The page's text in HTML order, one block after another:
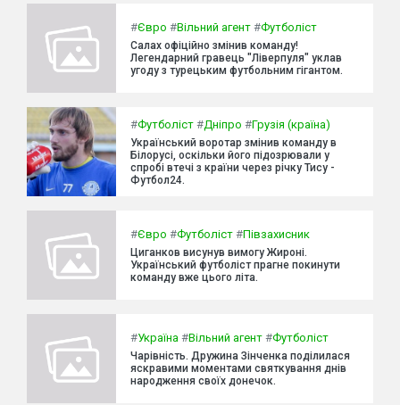
#Євро #Вільний агент #Футболіст
Салах офіційно змінив команду!
Легендарний гравець "Ліверпуля" уклав
угоду з турецьким футбольним гігантом.
#Футболіст #Дніпро #Грузія (країна)
Український воротар змінив команду в
Білорусі, оскільки його підозрювали у
спробі втечі з країни через річку Тису -
Футбол24.
#Євро #Футболіст #Півзахисник
Циганков висунув вимогу Жироні.
Український футболіст прагне покинути
команду вже цього літа.
#Україна #Вільний агент #Футболіст
Чарівність. Дружина Зінченка поділилася
яскравими моментами святкування днів
народження своїх донечок.